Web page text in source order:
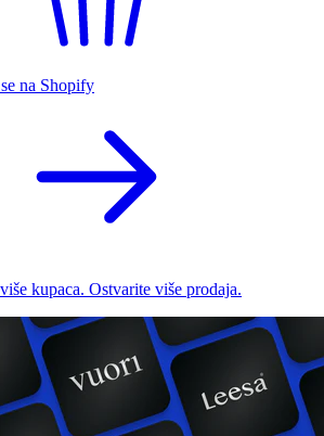
na Shopify
kupaca. Ostvarite više prodaja.